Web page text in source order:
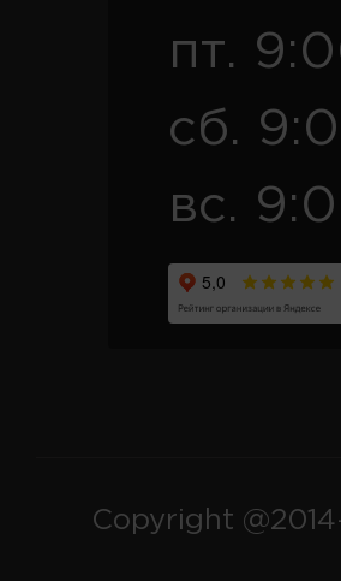
пт.
сб.
вс.
Copyright